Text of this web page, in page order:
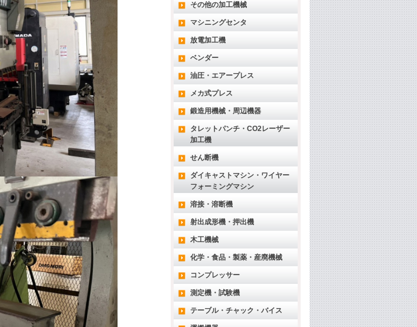
その他の加工機械
マシニングセンタ
放電加工機
ベンダー
油圧・エアープレス
メカ式プレス
鍛造用機械・周辺機器
タレットパンチ・CO2レーザー
加工機
せん断機
ダイキャストマシン・ワイヤー
フォーミングマシン
溶接・溶断機
射出成形機・押出機
木工機械
化学・食品・製薬・産廃機械
コンプレッサー
測定機・試験機
テーブル・チャック・バイス